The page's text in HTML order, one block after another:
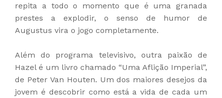
repita a todo o momento que é uma granada
prestes a explodir, o senso de humor de
Augustus vira o jogo completamente.
Além do programa televisivo, outra paixão de
Hazel é um livro chamado “Uma Aflição Imperial”,
de Peter Van Houten. Um dos maiores desejos da
jovem é descobrir como está a vida de cada um